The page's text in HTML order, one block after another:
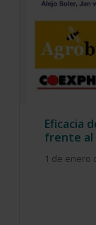
Eficacia
frente al
1 de enero